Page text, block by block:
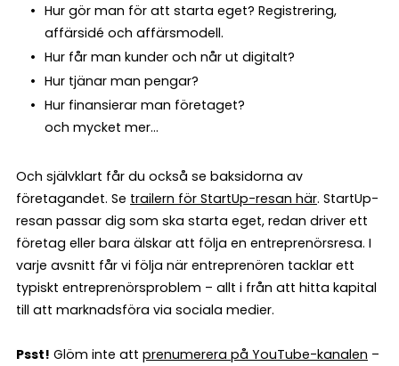
Hur gör man för att starta eget? Registrering,
affärsidé och affärsmodell.
Hur får man kunder och når ut digitalt?
Hur tjänar man pengar?
Hur finansierar man företaget?
och mycket mer...
Och självklart får du också se baksidorna av
företagandet. Se trailern för StartUp-resan här. StartUp-
resan passar dig som ska starta eget, redan driver ett
företag eller bara älskar att följa en entreprenörsresa. I
varje avsnitt får vi följa när entreprenören tacklar ett
typiskt entreprenörsproblem – allt i från att hitta kapital
till att marknadsföra via sociala medier.
Psst! Glöm inte att prenumerera på YouTube-kanalen –